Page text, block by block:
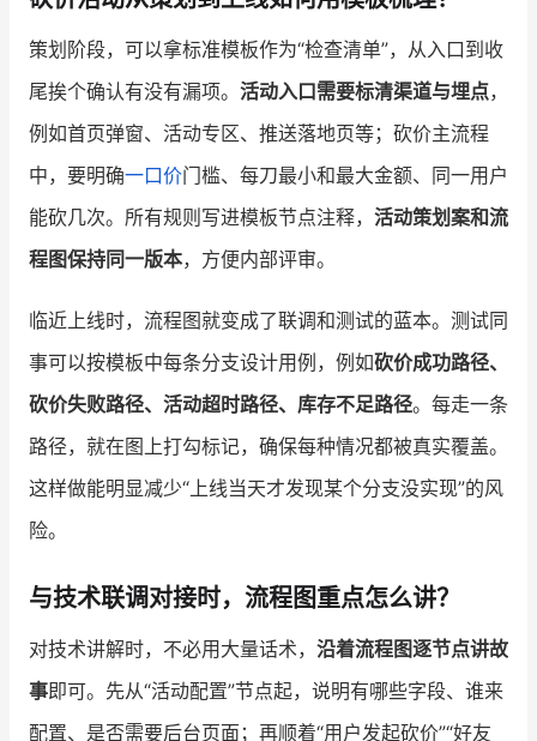
策划阶段，可以拿标准模板作为“检查清单”，从入口到收
尾挨个确认有没有漏项。 活动入口需要标清渠道与埋点，
例如首页弹窗、活动专区、推送落地页等；砍价主流程
中，要明确一口价门槛、每刀最小和最大金额、同一用户
能砍几次。所有规则写进模板节点注释， 活动策划案和流
程图保持同一版本，方便内部评审。
临近上线时，流程图就变成了联调和测试的蓝本。测试同
事可以按模板中每条分支设计用例，例如砍价成功路径、
砍价失败路径、活动超时路径、库存不足路径。每走一条
路径，就在图上打勾标记，确保每种情况都被真实覆盖。
这样做能明显减少“上线当天才发现某个分支没实现”的风
险。
与技术联调对接时，流程图重点怎么讲？
对技术讲解时，不必用大量话术， 沿着流程图逐节点讲故
事即可。先从“活动配置”节点起，说明有哪些字段、谁来
配置、是否需要后台页面；再顺着“用户发起砍价”“好友